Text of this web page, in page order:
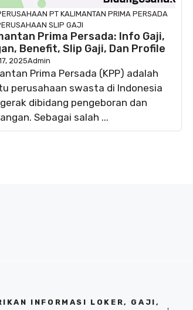
PT KALIMANTAN PRIMA PERSADA
SLIP GAJI
Prima Persada: Info Gaji,
Benefit, Slip Gaji, Dan Profile
2025Admin
Prima Persada (KPP) adalah
perusahaan swasta di Indonesia
dibidang pengeboran dan
Sebagai salah ...
INFORMASI LOKER, GAJI,